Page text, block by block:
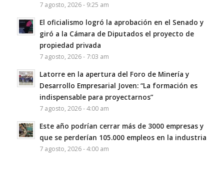
7 agosto, 2026 - 9:25 am
El oficialismo logró la aprobación en el Senado y
giró a la Cámara de Diputados el proyecto de
propiedad privada
7 agosto, 2026 - 7:03 am
Latorre en la apertura del Foro de Minería y
Desarrollo Empresarial Joven: “La formación es
indispensable para proyectarnos”
7 agosto, 2026 - 4:00 am
Este año podrían cerrar más de 3000 empresas y
que se perderían 105.000 empleos en la industria
7 agosto, 2026 - 4:00 am